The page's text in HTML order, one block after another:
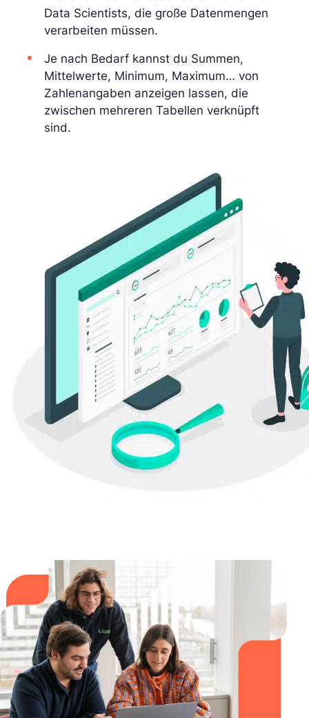
Data Scientists, die große Datenmengen
verarbeiten müssen.
Je nach Bedarf kannst du Summen,
Mittelwerte, Minimum, Maximum… von
Zahlenangaben anzeigen lassen, die
zwischen mehreren Tabellen verknüpft
sind.